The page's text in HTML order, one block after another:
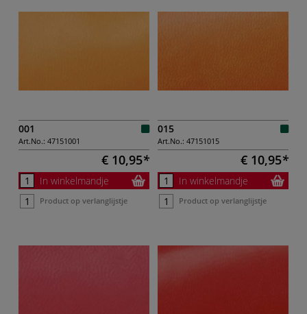
001
Art.No.: 47151001
€ 10,95
In winkelmandje
Product op verlanglijstje
015
Art.No.: 47151015
€ 10,95
In winkelmandje
Product op verlanglijstje